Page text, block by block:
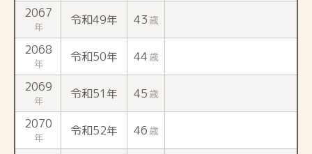
2067
年 令和49年 43 歳
2068
年 令和50年 44 歳
2069
年 令和51年 45 歳
2070
年 令和52年 46 歳